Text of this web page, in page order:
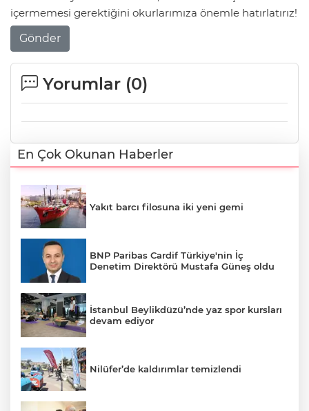
içermemesi gerektiğini okurlarımıza önemle hatırlatırız!
Gönder
Yorumlar (0)
En Çok Okunan Haberler
Yakıt barcı filosuna iki yeni gemi
BNP Paribas Cardif Türkiye'nin İç
Denetim Direktörü Mustafa Güneş oldu
İstanbul Beylikdüzü’nde yaz spor kursları
devam ediyor
Nilüfer’de kaldırımlar temizlendi